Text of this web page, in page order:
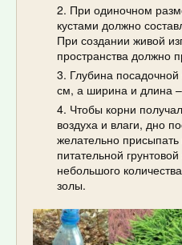
При одиночном
кустами должно
При создании живой
пространства должно
Глубина
см, а ширина и длина
Чтобы корни
воздуха и влаги, дно
желательно
питательной
небольшого
золы.